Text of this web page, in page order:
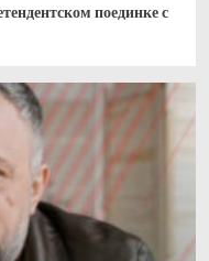
поединке с